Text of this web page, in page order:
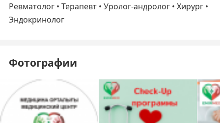
Ревматолог • Терапевт • Уролог-андролог • Хирург •
Эндокринолог
Фотографии